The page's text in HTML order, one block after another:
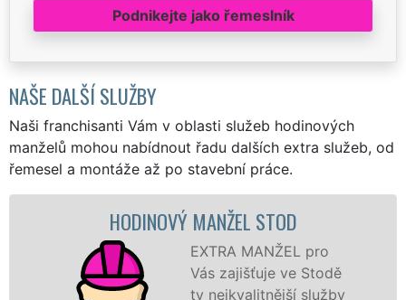
Podnikejte jako řemeslník
NAŠE DALŠÍ SLUŽBY
Naši franchisanti Vám v oblasti služeb hodinových
manželů mohou nabídnout řadu dalších extra služeb, od
řemesel a montáže až po stavební práce.
HODINOVÝ MANŽEL STOD
EXTRA MANŽEL pro
Vás zajišťuje ve Stodě
ty nejkvalitnější služby